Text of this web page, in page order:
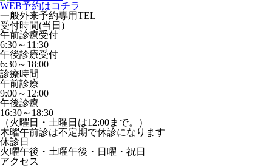
WEB予約はコチラ
一般外来予約専用TEL
受付時間(当日)
午前診療受付
6:30～11:30
午後診療受付
6:30～18:00
診療時間
午前診療
9:00～12:00
午後診療
16:30～18:30
（火曜日・土曜日は12:00まで。）
木曜午前診は不定期で休診になります
休診日
火曜午後・土曜午後・日曜・祝日
アクセス